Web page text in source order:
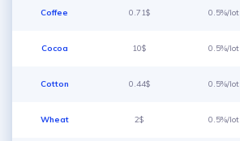
Coffee 0.71$ 0.5%/lot
Cocoa 10$ 0.5%/lot
Cotton 0.44$ 0.5%/lot
Wheat 2$ 0.5%/lot